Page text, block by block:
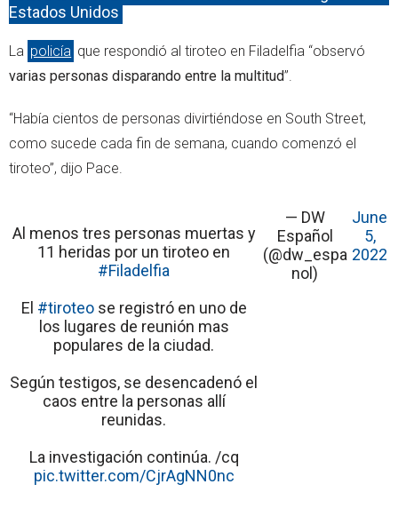
Estados Unidos
La policía que respondió al tiroteo en Filadelfia “observó
varias personas disparando entre la multitud”.
“Había cientos de personas divirtiéndose en South Street,
como sucede cada fin de semana, cuando comenzó el
tiroteo”, dijo Pace.
Al menos tres personas muertas y
11 heridas por un tiroteo en
#Filadelfia
El #tiroteose registró en uno de
los lugares de reunión mas
populares de la ciudad.
Según testigos, se desencadenó el
caos entre la personas allí
reunidas.
La investigación continúa. /cq
pic.twitter.com/CjrAgNN0nc
— DW
Español
(@dw_espa
nol)
June
5,
2022